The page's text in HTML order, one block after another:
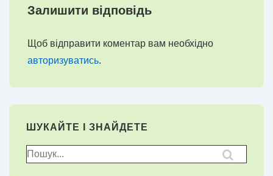
Залишити відповідь
Щоб відправити коментар вам необхідно
авторизуватись.
ШУКАЙТЕ І ЗНАЙДЕТЕ
Пошук
для: